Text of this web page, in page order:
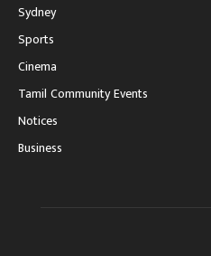
Sydney
Sports
Cinema
Tamil Community Events
Notices
Business